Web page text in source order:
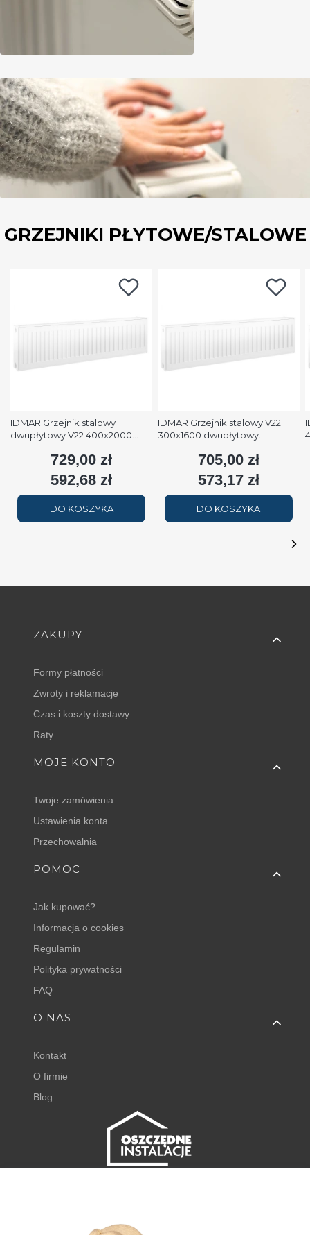
GRZEJNIKI PŁYTOWE/STALOWE
IDMAR Grzejnik stalowy
dwupłytowy V22 400x2000
2508W (90/70/20°C) biały
Cena
729,00 zł
Cena
592,68 zł
DO KOSZYKA
IDMAR Grzejnik stalowy V22
300x1600 dwupłytowy
(90/70/20°C) biały RAL9016
Cena
705,00 zł
Cena
573,17 zł
DO KOSZYKA
Linki w stopce
ZAKUPY
Formy płatności
Zwroty i reklamacje
Czas i koszty dostawy
Raty
MOJE KONTO
Twoje zamówienia
Ustawienia konta
Przechowalnia
POMOC
Jak kupować?
Informacja o cookies
Regulamin
Polityka prywatności
FAQ
O NAS
Kontakt
O firmie
Blog